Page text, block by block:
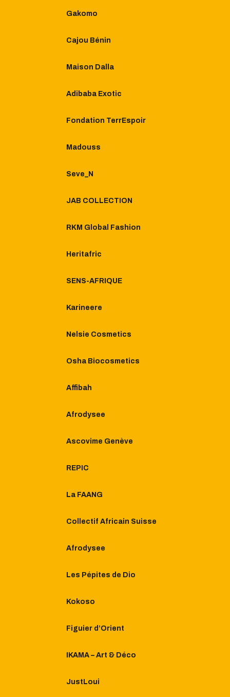
Gakomo
Cajou Bénin
Maison Dalla
Adibaba Exotic
Fondation TerrEspoir
Madouss
Seve_N
JAB COLLECTION
RKM Global Fashion
Heritafric
SENS-AFRIQUE
Karineere
Nelsie Cosmetics
Osha Biocosmetics
Affibah
Afrodysee
Ascovime Genève
REPIC
La FAANG
Collectif Africain Suisse
Afrodysee
Les Pépites de Dio
Kokoso
Figuier d’Orient
IKAMA – Art & Déco
JustLoui